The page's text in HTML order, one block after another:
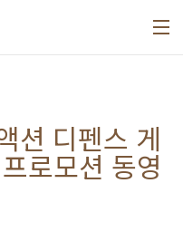
션 디펜스 게
로모션 동영